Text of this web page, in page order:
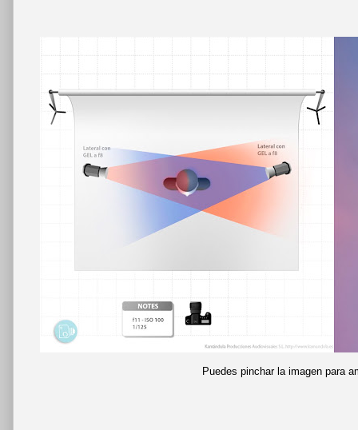
Puedes pinchar la imagen para